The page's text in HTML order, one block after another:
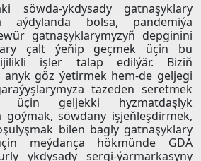
söwda-ykdysady gatnaşyklary
aýdylanda bolsa, pandemiýa
gatnaşyklarymyzyň depginini
çalt ýeňip geçmek üçin bu
işler talap edilýär. Biziň
göz ýetirmek hem-de geljegi
täzeden seretmek
üçin geljekki hyzmatdaşlyk
goýmak, söwdany işjeňleşdirmek,
bilen bagly gatnaşyklary
meýdança hökmünde GDA
ykdysady sergi-ýarmarkasyny